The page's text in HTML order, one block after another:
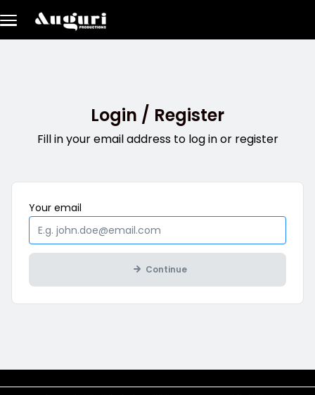
Login / Register
Fill in your email address to log in or register
Your email
Continue